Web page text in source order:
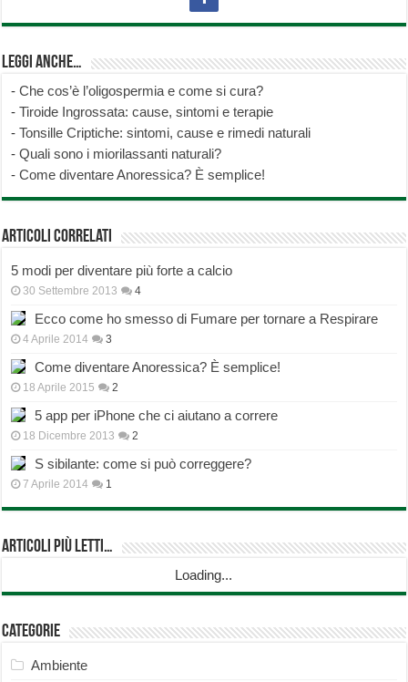
Leggi anche…
-Che cos’è l’oligospermia e come si cura?
-Tiroide Ingrossata: cause, sintomi e terapie
-Tonsille Criptiche: sintomi, cause e rimedi naturali
-Quali sono i miorilassanti naturali?
-Come diventare Anoressica? È semplice!
Articoli correlati
5 modi per diventare più forte a calcio
30 Settembre 2013 4
Ecco come ho smesso di Fumare per tornare a Respirare
4 Aprile 2014 3
Come diventare Anoressica? È semplice!
18 Aprile 2015 2
5 app per iPhone che ci aiutano a correre
18 Dicembre 2013 2
S sibilante: come si può correggere?
7 Aprile 2014 1
Articoli più Letti…
Loading...
Categorie
Ambiente